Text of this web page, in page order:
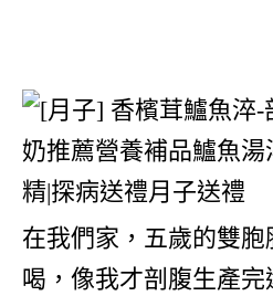
在我們家，五歲的雙
喝，像我才剖腹生產